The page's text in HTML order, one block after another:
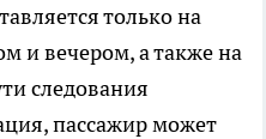
только на
и вечером, а также на
следования
пассажир может